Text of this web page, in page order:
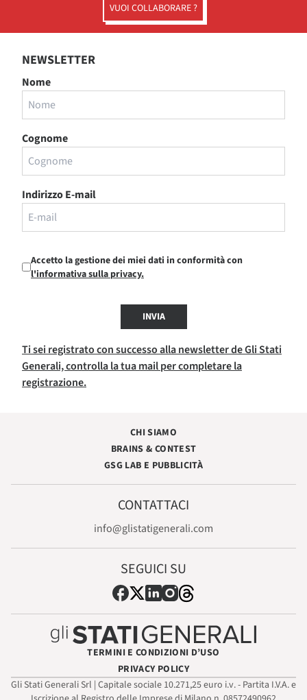
VUOI COLLABORARE ?
NEWSLETTER
Nome
Cognome
Indirizzo E-mail
Accetto la gestione dei miei dati in conformità con
l'informativa sulla privacy.
INVIA
Ti sei registrato con successo alla newsletter de Gli Stati
Generali, controlla la tua mail per completare la
registrazione.
CHI SIAMO
BRAINS & CONTEST
GSG LAB E PUBBLICITÀ
CONTATTACI
info@glistatigenerali.com
SEGUICI SU
TERMINI E CONDIZIONI D’USO
PRIVACY POLICY
Gli Stati Generali Srl | Capitale sociale 10.271,25 euro i.v. - Partita I.V.A. e